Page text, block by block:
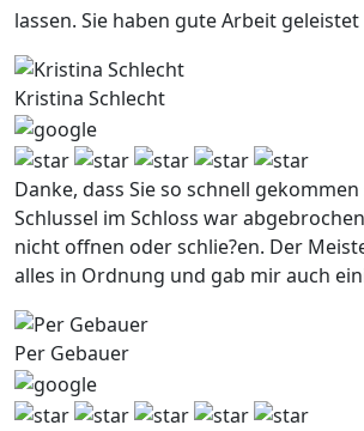
lassen. Sie haben gute Arbeit geleistet
Kristina Schlecht
Danke, dass Sie so schnell
Schlussel im Schloss war
nicht offnen oder schlie?en. Der
alles in Ordnung und gab mir auch
Per Gebauer